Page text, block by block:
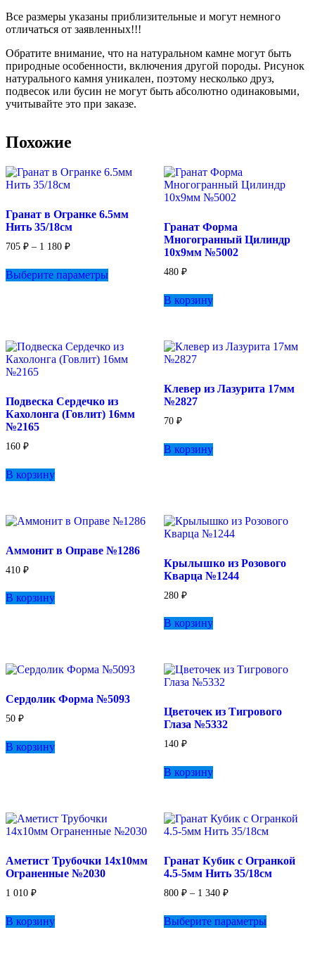
Все размеры указаны приблизительные и могут немного
отличаться от заявленных!!!
Обратите внимание, что на натуральном камне могут быть
природные особенности, включения другой породы. Рисунок
натурального камня уникален, поэтому несколько друз,
подвесок или бусин не могут быть абсолютно одинаковыми,
учитывайте это при заказе.
Похожие
Гранат в Огранке 6.5мм
Нить 35/18см
705 ₽ – 1 180 ₽Диапазон
705 ₽
–
Выберите параметры
выбрать
на
Гранат Форма
Многогранный Цилиндр
10х9мм №5002
480 ₽
В корзину
Подвеска Сердечко из
Кахолонга (Говлит) 16мм
№2165
160 ₽
В корзину
Клевер из Лазурита 17мм
№2827
70 ₽
В корзину
Аммонит в Оправе №1286
410 ₽
В корзину
Крылышко из Розового
Кварца №1244
280 ₽
В корзину
Сердолик Форма №5093
50 ₽
В корзину
Цветочек из Тигрового
Глаза №5332
140 ₽
В корзину
Аметист Трубочки 14х10мм
Ограненные №2030
1 010 ₽
В корзину
Гранат Кубик с Огранкой
4.5-5мм Нить 35/18см
800 ₽ – 1 340 ₽Диапазон
800 ₽
–
Выберите параметрытовар